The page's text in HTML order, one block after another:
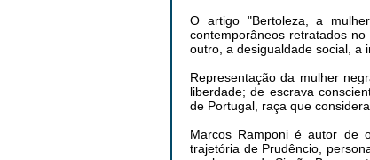
O artigo "Bertoleza, a
contemporâneos retratados
outro, a desigualdade social, a
Representação da mulher
liberdade; de escrava
de Portugal, raça que
Marcos Ramponi é autor de
trajetória de Prudêncio,